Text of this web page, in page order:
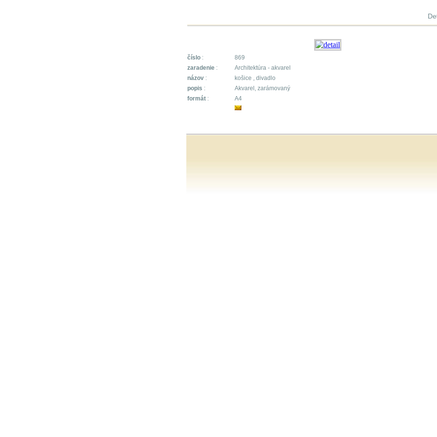
číslo:
869
zaradenie:
Architektúra - akvarel
názov:
košice , divadlo
popis :
Akvarel, zarámovaný
formát: A4